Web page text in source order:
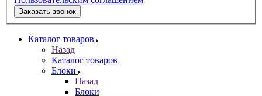
Заказать звонок
Каталог товаров
Назад
Каталог товаров
Блоки
Назад
Блоки